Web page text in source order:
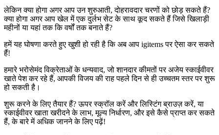
लेकिन क्या होगा अगर आप उन शुरुआती, दोहरावदार चरणों को छोड़ सकते हैं?
क्या होगा अगर आप खेल में एक दुर्लभ सेट के साथ कूद सकते हैं जिसे खिलाड़ी
महीनों या यहां तक कि वर्षों तक बनाते हैं?
हमें यह घोषणा करते हुए खुशी हो रही है कि अब आप igitems पर ऐसा कर सकते
हैं!
हमारे भरोसेमंद विक्रेताओं के धन्यवाद, जो शानदार कीमतों पर अजेय स्काईवीवर
खाते पेश कर रहे हैं, आपकी विजय की राह पहले दिन से ही उच्चतम स्तर पर शुरू
हो सकती है।
शुरू करने के लिए तैयार हैं? ऊपर स्क्रॉल करें और लिस्टिंग ब्राउज़ करें, या
स्काईवीवर खाता खरीदने के लाभ, मूल्य निर्धारण, और इसे कैसे प्राप्त कर सकते
हैं, के बारे में अधिक जानने के लिए पढ़ें!